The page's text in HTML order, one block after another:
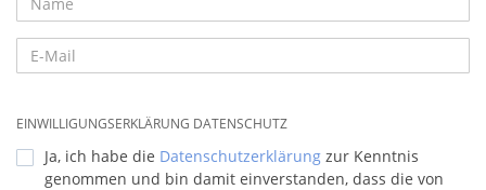
EINWILLIGUNGSERKLÄRUNG DATENSCHUTZ
Ja, ich habe die Datenschutzerklärung zur Kenntnis
genommen und bin damit einverstanden, dass die von